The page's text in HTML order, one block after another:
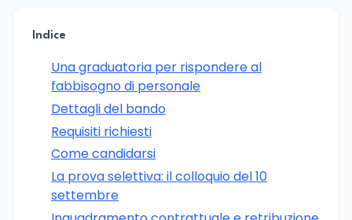
Indice
Una graduatoria per rispondere al
fabbisogno di personale
Dettagli del bando
Requisiti richiesti
Come candidarsi
La prova selettiva: il colloquio del 10
settembre